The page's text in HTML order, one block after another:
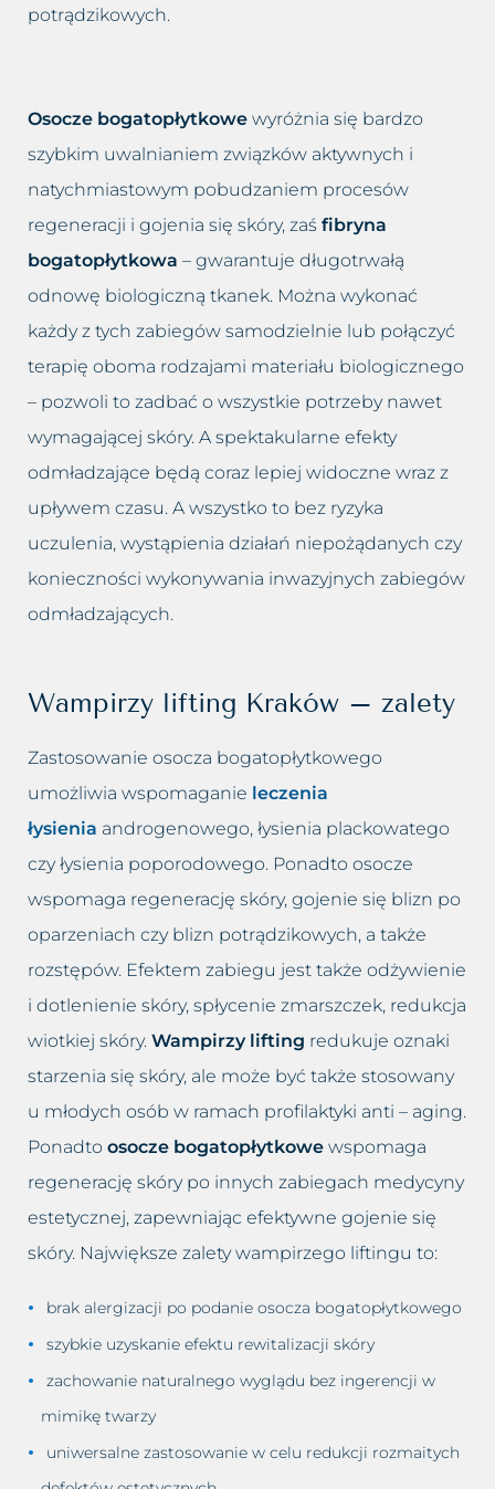
potrądzikowych.
Osocze bogatopłytkowe wyróżnia się bardzo
szybkim uwalnianiem związków aktywnych i
natychmiastowym pobudzaniem procesów
regeneracji i gojenia się skóry, zaś fibryna
bogatopłytkowa – gwarantuje długotrwałą
odnowę biologiczną tkanek. Można wykonać
każdy z tych zabiegów samodzielnie lub połączyć
terapię oboma rodzajami materiału biologicznego
– pozwoli to zadbać o wszystkie potrzeby nawet
wymagającej skóry. A spektakularne efekty
odmładzające będą coraz lepiej widoczne wraz z
upływem czasu. A wszystko to bez ryzyka
uczulenia, wystąpienia działań niepożądanych czy
konieczności wykonywania inwazyjnych zabiegów
odmładzających.
Wampirzy lifting Kraków – zalety
Zastosowanie osocza bogatopłytkowego
umożliwia wspomaganie leczenia
łysienia androgenowego, łysienia plackowatego
czy łysienia poporodowego. Ponadto osocze
wspomaga regenerację skóry, gojenie się blizn po
oparzeniach czy blizn potrądzikowych, a także
rozstępów. Efektem zabiegu jest także odżywienie
i dotlenienie skóry, spłycenie zmarszczek, redukcja
wiotkiej skóry. Wampirzy lifting redukuje oznaki
starzenia się skóry, ale może być także stosowany
u młodych osób w ramach profilaktyki anti – aging.
Ponadto osocze bogatopłytkowe wspomaga
regenerację skóry po innych zabiegach medycyny
estetycznej, zapewniając efektywne gojenie się
skóry. Największe zalety wampirzego liftingu to:
brak alergizacji po podanie osocza bogatopłytkowego
szybkie uzyskanie efektu rewitalizacji skóry
zachowanie naturalnego wyglądu bez ingerencji w
mimikę twarzy
uniwersalne zastosowanie w celu redukcji rozmaitych